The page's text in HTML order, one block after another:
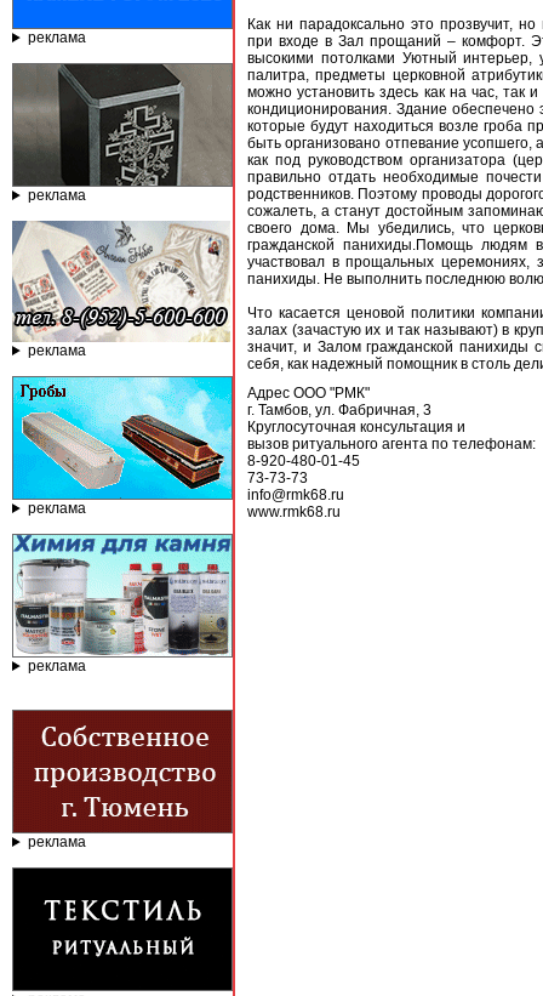
реклама
реклама
реклама
реклама
реклама
реклама
Как ни парадоксально это прозвучит,
при входе в Зал прощаний – комфорт.
высокими потолками Уютный интерьер,
палитра, предметы церковной
можно установить здесь как на час,
кондиционирования. Здание
которые будут находиться возле гроба
быть организовано отпевание
как под руководством организатора
правильно отдать необходимые
родственников. Поэтому проводы
сожалеть, а станут достойным
своего дома. Мы убедились, что
гражданской панихиды.Помощь людям
участвовал в прощальных
панихиды. Не выполнить последнюю волю
Что касается ценовой политики
залах (зачастую их и так называют) в
значит, и Залом гражданской панихиды
себя, как надежный помощник в столь
Адрес ООО "РМК"
г. Тамбов, ул. Фабричная, 3
Круглосуточная консультация и
вызов ритуального агента по телефонам:
8-920-480-01-45
73-73-73
info@rmk68.ru
www.rmk68.ru